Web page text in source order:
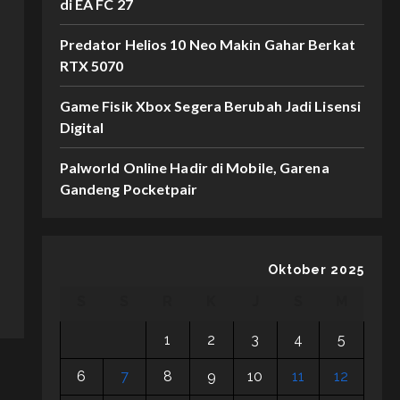
di EA FC 27
Predator Helios 10 Neo Makin Gahar Berkat
RTX 5070
Game Fisik Xbox Segera Berubah Jadi Lisensi
Digital
Palworld Online Hadir di Mobile, Garena
Gandeng Pocketpair
Oktober 2025
1 2 3 4 5
6 7 8 9 10 11 12